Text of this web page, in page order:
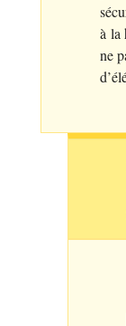
à la
ne